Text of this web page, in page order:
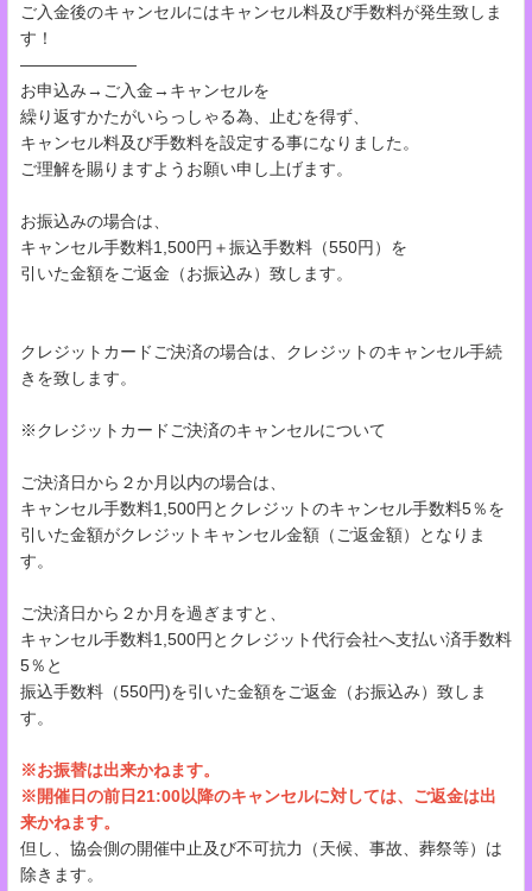
ご入金後のキャンセルにはキャンセル料及び手数料が発生致しま
す！
―――――――
お申込み→ご入金→キャンセルを
繰り返すかたがいらっしゃる為、止むを得ず、
キャンセル料及び手数料を設定する事になりました。
ご理解を賜りますようお願い申し上げます。
お振込みの場合は、
キャンセル手数料1,500円＋振込手数料（550円）を
引いた金額をご返金（お振込み）致します。
クレジットカードご決済の場合は、クレジットのキャンセル手続
きを致します。
※クレジットカードご決済のキャンセルについて
ご決済日から２か月以内の場合は、
キャンセル手数料1,500円とクレジットのキャンセル手数料5％を
引いた金額がクレジットキャンセル金額（ご返金額）となりま
す。
ご決済日から２か月を過ぎますと、
キャンセル手数料1,500円とクレジット代行会社へ支払い済手数料
5％と
振込手数料（550円)を引いた金額をご返金（お振込み）致しま
す。
※お振替は出来かねます。
※開催日の前日21:00以降のキャンセルに対しては、ご返金は出
来かねます。
但し、協会側の開催中止及び不可抗力（天候、事故、葬祭等）は
除きます。